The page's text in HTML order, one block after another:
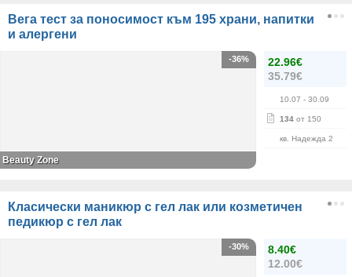
Вега тест за поносимост към 195 храни, напитки
и алергени
22.96€
35.79€
10.07 - 30.09
134 от 150
кв. Надежда 2
-36%
Beauty Zone
Класически маникюр с гел лак или козметичен
педикюр с гел лак
8.40€
12.00€
-30%